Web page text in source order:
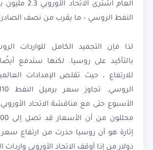
العام اشترى
النفط الروسي – ما يقرب من نصف
لذا فإن التجميد الكامل للواردات
بالتأكيد على روسيا. لكنها ستدفع
للارتفاع ، حيث تقلص الإمدادات
الأسبوع حتى مع مناقشة الاتحاد الأوروبي
دولار من إذا أوقف الاتحاد الأوروبي واردات